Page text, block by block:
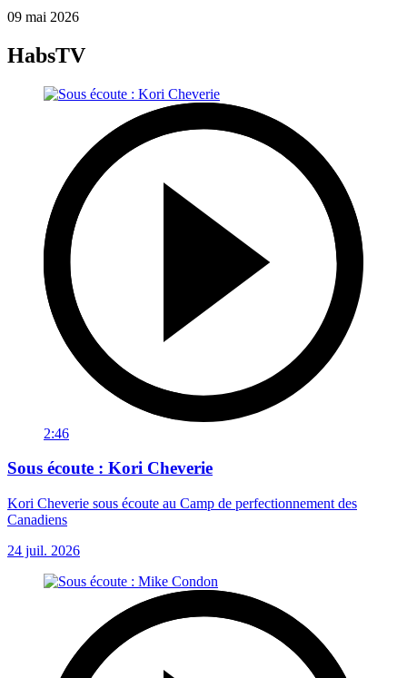
09 mai 2026
HabsTV
2:46
Sous écoute : Kori Cheverie
Kori Cheverie sous écoute au Camp de perfectionnement des
Canadiens
24 juil. 2026